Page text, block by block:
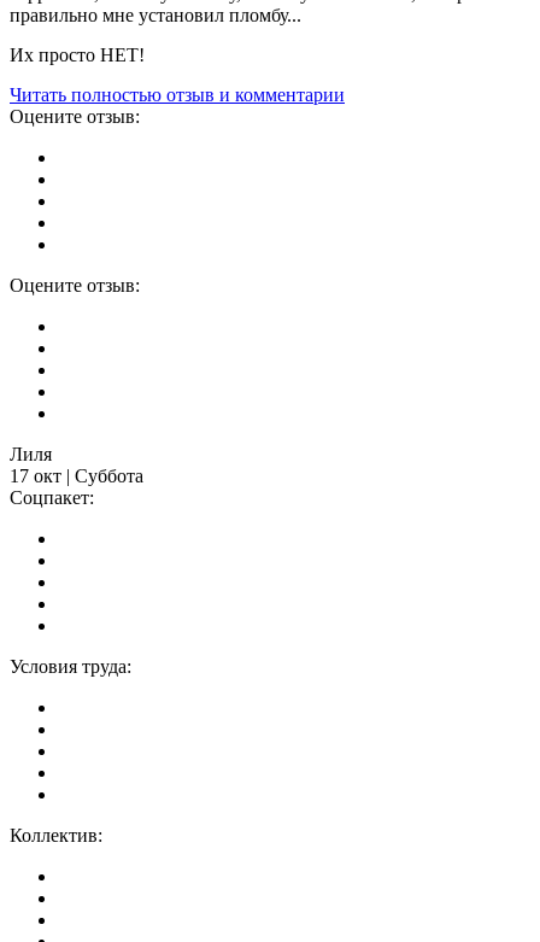
правильно мне установил пломбу...
Их просто НЕТ!
Читать полностью отзыв и комментарии
Оцените отзыв:
Оцените отзыв:
Лиля
17 окт | Суббота
Соцпакет:
Условия труда:
Коллектив: